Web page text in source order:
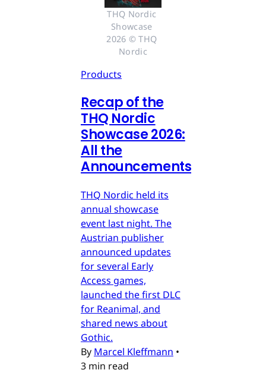
THQ Nordic
Showcase
2026 © THQ
Nordic
Products
Recap of the
THQ Nordic
Showcase 2026:
All the
Announcements
THQ Nordic held its
annual showcase
event last night. The
Austrian publisher
announced updates
for several Early
Access games,
launched the first DLC
for Reanimal, and
shared news about
Gothic.
By Marcel Kleffmann •
3 min read